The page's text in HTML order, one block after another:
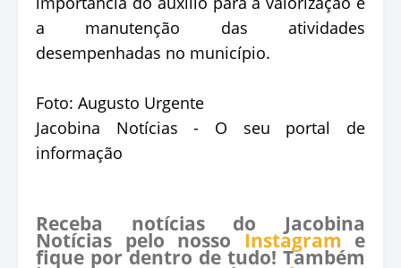
a manutenção das atividades
desempenhadas no município.
Foto: Augusto Urgente
Jacobina Notícias - O seu portal de
informação
Receba notícias do Jacobina
Notícias pelo nosso Instagram e
fique por dentro de tudo! Também